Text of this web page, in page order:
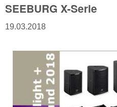
SEEBURG X-Serie
19.03.2018